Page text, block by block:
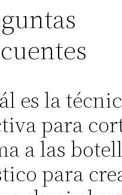
es la
para
a las
para